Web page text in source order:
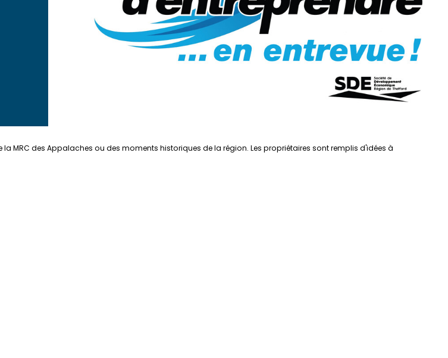
MRC des Appalaches ou des moments historiques de la région. Les propriétaires sont remplis d'idées à